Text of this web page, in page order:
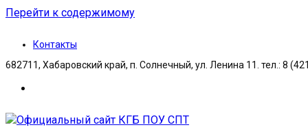
Перейти к содержимому
Контакты
682711, Хабаровский край, п. Солнечный, ул. Ленина 11. тел.: 8